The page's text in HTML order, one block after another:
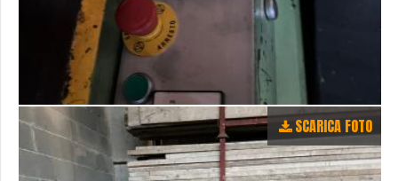
SCARICA FOTO